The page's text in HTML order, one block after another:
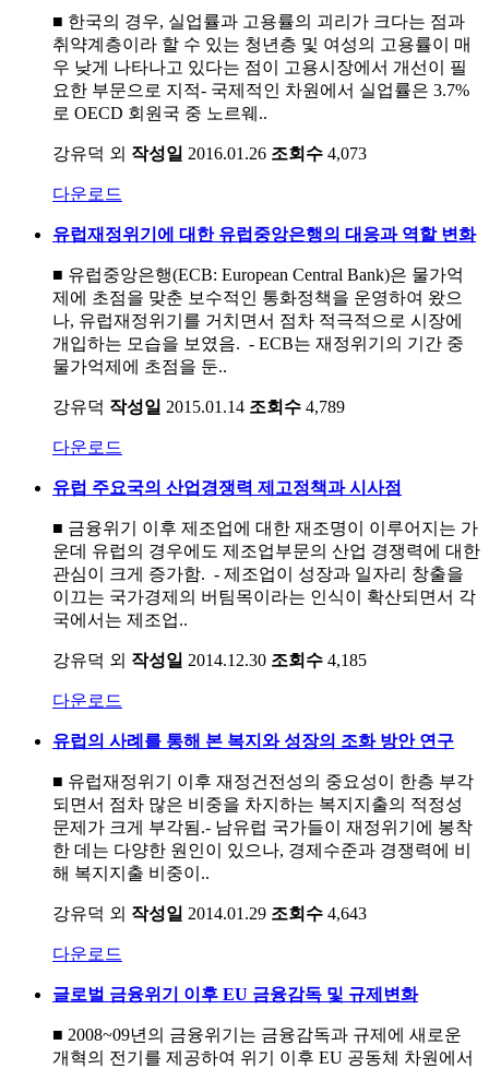
■ 한국의 경우, 실업률과 고용률의 괴리가 크다는 점과
취약계층이라 할 수 있는 청년층 및 여성의 고용률이 매
우 낮게 나타나고 있다는 점이 고용시장에서 개선이 필
요한 부문으로 지적- 국제적인 차원에서 실업률은 3.7%
로 OECD 회원국 중 노르웨..
강유덕 외 작성일 2016.01.26 조회수 4,073
다운로드
유럽재정위기에 대한 유럽중앙은행의 대응과 역할 변화
■ 유럽중앙은행(ECB: European Central Bank)은 물가억
제에 초점을 맞춘 보수적인 통화정책을 운영하여 왔으
나, 유럽재정위기를 거치면서 점차 적극적으로 시장에
개입하는 모습을 보였음. - ECB는 재정위기의 기간 중
물가억제에 초점을 둔..
강유덕 작성일 2015.01.14 조회수 4,789
다운로드
유럽 주요국의 산업경쟁력 제고정책과 시사점
■ 금융위기 이후 제조업에 대한 재조명이 이루어지는 가
운데 유럽의 경우에도 제조업부문의 산업 경쟁력에 대한
관심이 크게 증가함. - 제조업이 성장과 일자리 창출을
이끄는 국가경제의 버팀목이라는 인식이 확산되면서 각
국에서는 제조업..
강유덕 외 작성일 2014.12.30 조회수 4,185
다운로드
유럽의 사례를 통해 본 복지와 성장의 조화 방안 연구
■ 유럽재정위기 이후 재정건전성의 중요성이 한층 부각
되면서 점차 많은 비중을 차지하는 복지지출의 적정성
문제가 크게 부각됨.- 남유럽 국가들이 재정위기에 봉착
한 데는 다양한 원인이 있으나, 경제수준과 경쟁력에 비
해 복지지출 비중이..
강유덕 외 작성일 2014.01.29 조회수 4,643
다운로드
글로벌 금융위기 이후 EU 금융감독 및 규제변화
■ 2008~09년의 금융위기는 금융감독과 규제에 새로운
개혁의 전기를 제공하여 위기 이후 EU 공동체 차원에서